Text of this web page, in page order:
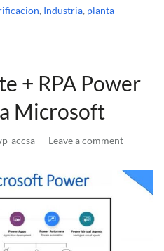
, Industria, planta
+ RPA Power
Microsoft
accsa Leave a comment